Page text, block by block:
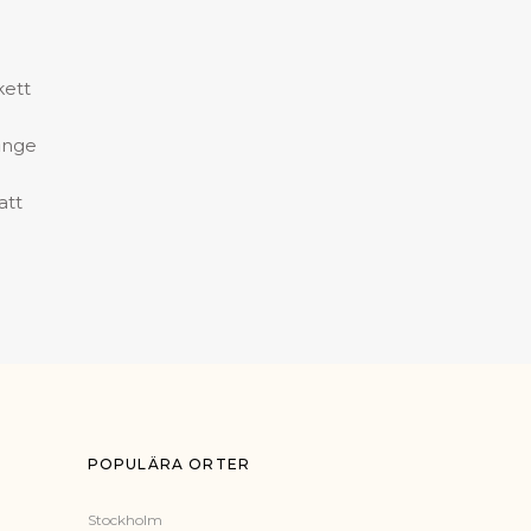
POPULÄRA ORTER
Stockholm